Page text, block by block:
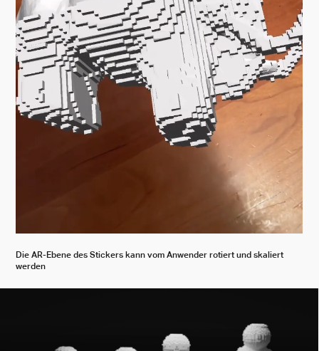
Die AR-Ebene des Stickers kann vom Anwender rotiert und skaliert
werden